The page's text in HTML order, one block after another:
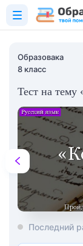
Образовака
8 класс
Тест на тему
Последний